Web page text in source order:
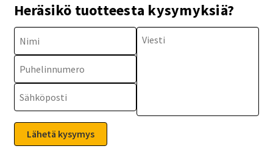
Heräsikö tuotteesta kysymyksiä?